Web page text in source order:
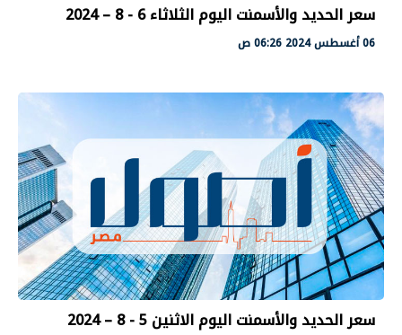
سعر الحديد والأسمنت اليوم الثلاثاء 6 - 8 – 2024
06 أغسطس 2024 06:26 ص
سعر الحديد والأسمنت اليوم الاثنين 5 - 8 – 2024